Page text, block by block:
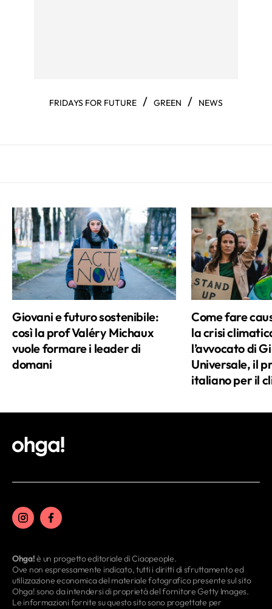
FRIDAYS FOR FUTURE / GREEN / NEWS
Giovani e futuro sostenibile:
così la prof Valéry Michaux
vuole formare i leader di
domani
Come fare
la crisi
l’avvocato di
Universale, il
italiano per il
Ohga!è un progetto editoriale di Ciaopeople.
Ove non espressamente indicato, tutti i diritti di sfruttamento ed
utilizzazione economica del materiale fotografico presente sul sito
Ohga! sono da intendersi di proprietà del fornitore Getty Images.
Le informazioni fornite su questo sito sono progettate per